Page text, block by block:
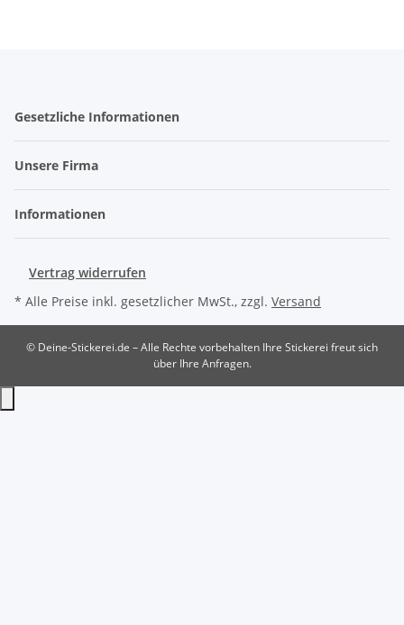
Gesetzliche Informationen
Unsere Firma
Informationen
Vertrag widerrufen
* Alle Preise inkl. gesetzlicher MwSt., zzgl. Versand
© Deine-Stickerei.de – Alle Rechte vorbehalten Ihre Stickerei freut sich
über Ihre Anfragen.